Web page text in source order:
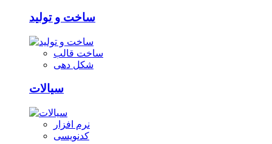
ساخت و تولید
ساخت قالب
شکل دهی
سیالات
نرم افزار
کدنویسی